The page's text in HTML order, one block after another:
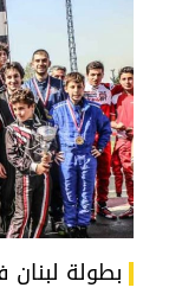
بطولة لبنان